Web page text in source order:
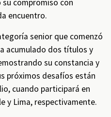
compromiso con
encuentro.
senior que comenzó
acumulado dos títulos y
su constancia y
próximos desafíos están
cuando participará en
y Lima, respectivamente.